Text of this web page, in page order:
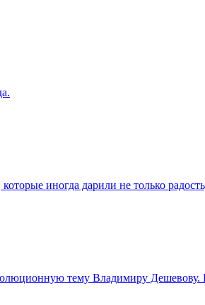
иногда дарили не только
тему Владимиру